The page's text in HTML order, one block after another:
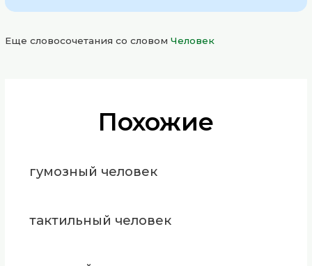
Еще словосочетания со словомЧеловек
Похожие
гумозный человек
тактильный человек